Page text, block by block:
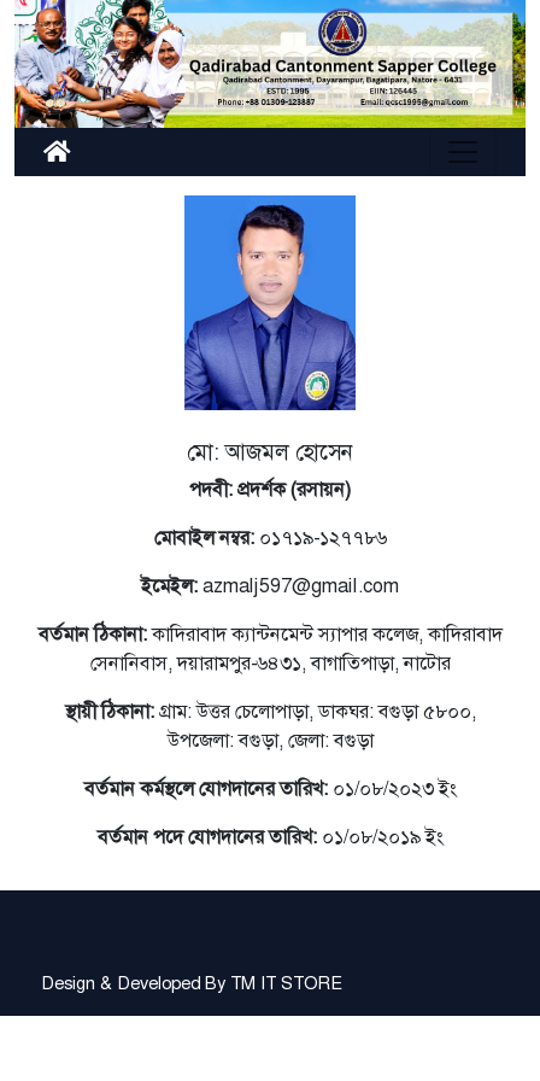
মো: আজমল হোসেন
পদবী: প্রদর্শক (রসায়ন)
মোবাইল নম্বর: ০১৭১৯-১২৭৭৮৬
ইমেইল:azmalj597@gmail.com
বর্তমান ঠিকানা:কাদিরাবাদ ক্যান্টনমেন্ট স্যাপার কলেজ, কাদিরাবাদ
সেনানিবাস, দয়ারামপুর-৬৪৩১, বাগাতিপাড়া, নাটোর
স্থায়ী ঠিকানা:গ্রাম: উত্তর চেলোপাড়া, ডাকঘর: বগুড়া ৫৮০০,
উপজেলা: বগুড়া, জেলা: বগুড়া
বর্তমান কর্মস্থলে যোগদানের তারিখ:০১/০৮/২০২৩ ইং
বর্তমান পদে যোগদানের তারিখ:০১/০৮/২০১৯ ইং
Design & Developed By TM IT STORE